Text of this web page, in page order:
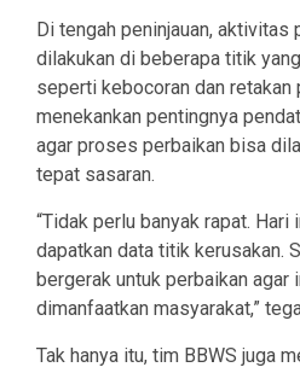
Di tengah peninjauan, aktivitas
dilakukan di beberapa titik
seperti kebocoran dan retakan
menekankan pentingnya
agar proses perbaikan bisa
tepat sasaran.
“Tidak perlu banyak rapat.
dapatkan data titik kerusakan.
bergerak untuk perbaikan
dimanfaatkan masyarakat,”
Tak hanya itu, tim BBWS juga